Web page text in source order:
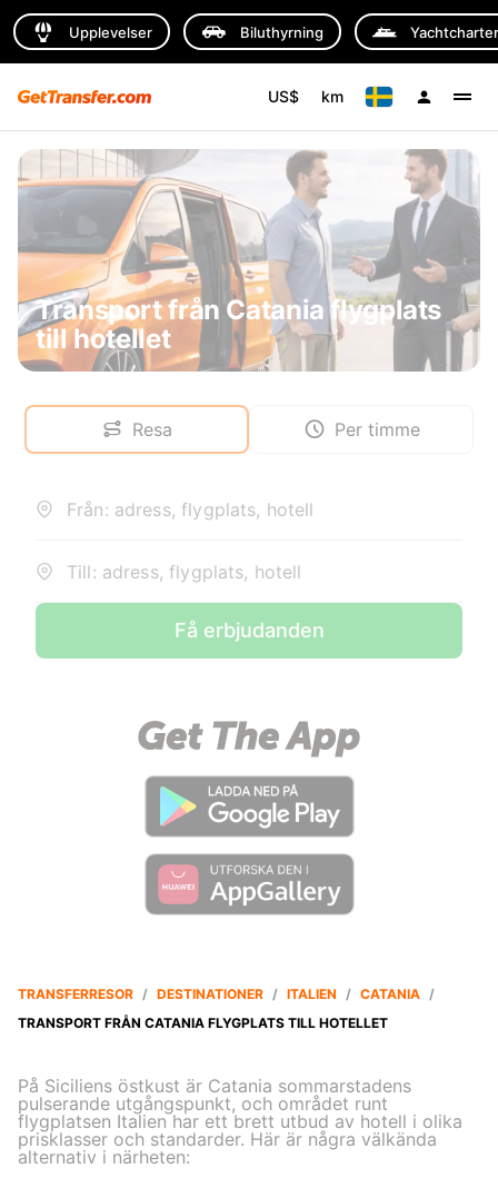
Upplevelser Biluthyrning Yachtcharter
US$ km
Transport från Catania flygplats
till hotellet
Resa Per timme
Från: adress, flygplats, hotell
Till: adress, flygplats, hotell
Få erbjudanden
TRANSFERRESOR / DESTINATIONER / ITALIEN / CATANIA /
TRANSPORT FRÅN CATANIA FLYGPLATS TILL HOTELLET
På Siciliens östkust är Catania sommarstadens
pulserande utgångspunkt, och området runt
flygplatsen Italien har ett brett utbud av hotell i olika
prisklasser och standarder. Här är några välkända
alternativ i närheten: